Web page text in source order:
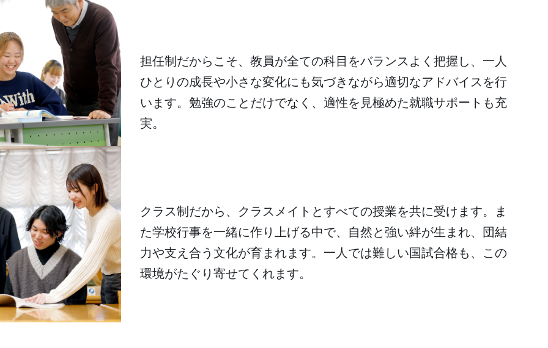
担任制だからこそ、教員が全ての科目をバランスよく把握し、一人
ひとりの成長や小さな変化にも気づきながら適切なアドバイスを行
います。勉強のことだけでなく、適性を見極めた就職サポートも充
実。
クラス制だから、クラスメイトとすべての授業を共に受けます。ま
た学校行事を一緒に作り上げる中で、自然と強い絆が生まれ、団結
力や支え合う文化が育まれます。一人では難しい国試合格も、この
環境がたぐり寄せてくれます。